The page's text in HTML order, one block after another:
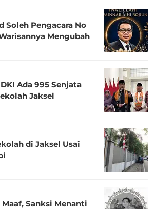
Soleh Pengacara No
Mengubah
Jaksel
di Jaksel Usai
Sanksi Menanti